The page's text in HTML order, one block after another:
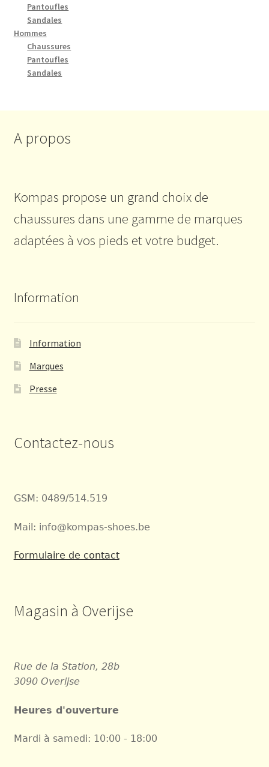
Pantoufles
Sandales
Hommes
Chaussures
Pantoufles
Sandales
A propos
Kompas propose un grand choix de
chaussures dans une gamme de marques
adaptées à vos pieds et votre budget.
Information
Information
Marques
Presse
Contactez-nous
GSM: 0489/514.519
Mail: info@kompas-shoes.be
Formulaire de contact
Magasin à Overijse
Rue de la Station, 28b
3090 Overijse
Heures d'ouverture
Mardi à samedi: 10:00 - 18:00